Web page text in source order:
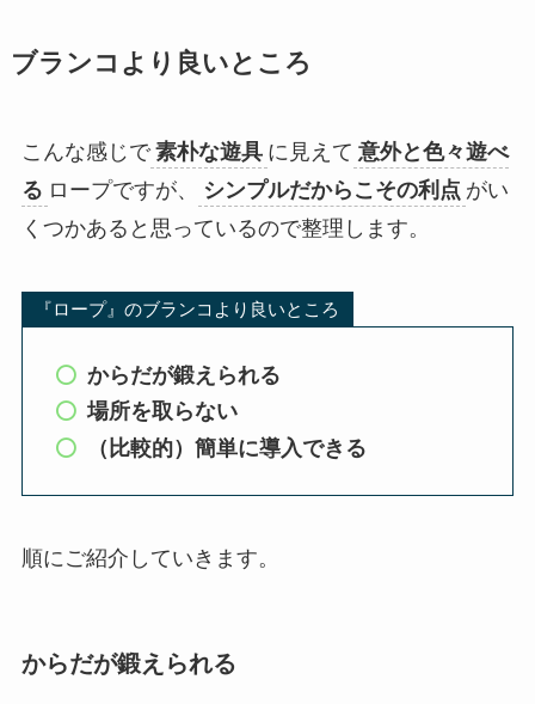
ブランコより良いところ
こんな感じで 素朴な遊具 に見えて 意外と色々遊べ
る ロープですが、 シンプルだからこその利点 がい
くつかあると思っているので整理します。
『ロープ』のブランコより良いところ
からだが鍛えられる
場所を取らない
（比較的）簡単に導入できる
順にご紹介していきます。
からだが鍛えられる